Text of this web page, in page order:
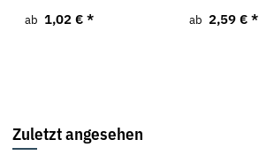
ab 1,02 € *
ab 2,59 € *
Zuletzt angesehen